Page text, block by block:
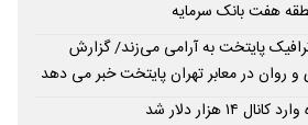
هفت بانک سرمایه
پایتخت به آرامی می‌زند/ گزارش
روان در معابر تهران پایتخت خبر می دهد
هزار دلار شد